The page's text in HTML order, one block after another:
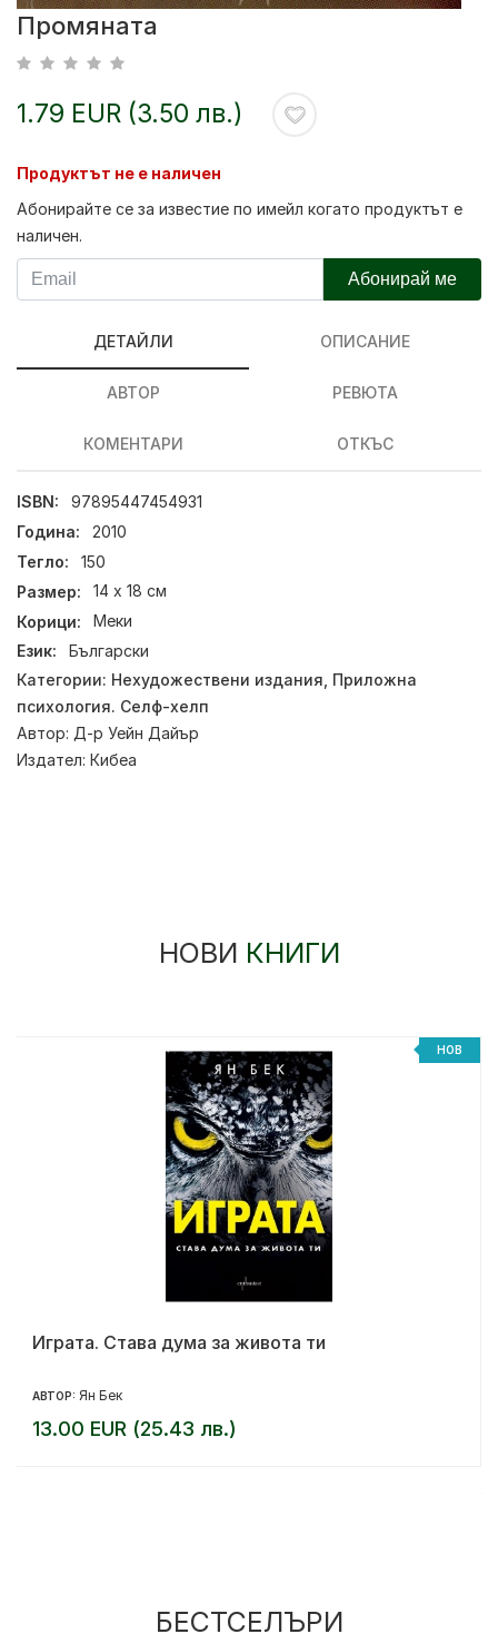
Промяната
1.79 EUR (3.50 лв.)
Продуктът не е наличен
Абонирайте се за известие по имейл когато продуктът е
наличен.
Абонирай ме
ДЕТАЙЛИ ОПИСАНИЕ
АВТОР РЕВЮТА
КОМЕНТАРИ ОТКЪС
ISBN:
97895447454931
Година:
2010
Тегло:
150
Размер:
14 х 18 см
Корици:
Меки
Език:
Български
Категории: Нехудожествени издания Приложна
психология. Селф-хелп
Автор: Д-р Уейн Дайър
Издател: Кибеа
НОВИ КНИГИ
НОВ
Играта. Става дума за живота ти
АВТОР: Ян Бек
13.00 EUR (25.43 лв.)
БЕСТСЕЛЪРИ